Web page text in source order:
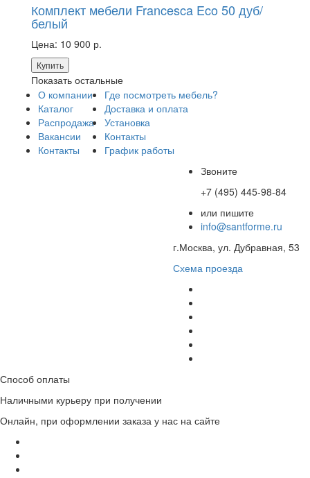
Комплект мебели Francesca Eco 50 дуб/
белый
Цена: 10 900 р.
Купить
Показать остальные
О компании
Каталог
Распродажа
Вакансии
Контакты
Где посмотреть мебель?
Доставка и оплата
Установка
Контакты
График работы
Звоните
+7 (495) 445-98-84
или пишите
info@santforme.ru
г.Москва, ул. Дубравная, 53
Схема проезда
Способ оплаты
Наличными курьеру при получении
Онлайн, при оформлении заказа у нас на сайте